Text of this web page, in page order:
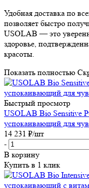
Удобная доставка по
позволяет быстро
USOLAB — это
здоровье,
красоты.
Показать полностью
Быстрый просмотр
USOLAB Bio Sensitive
успокаивающий для
14 231 ₽/шт
-
В корзину
Купить в 1 клик